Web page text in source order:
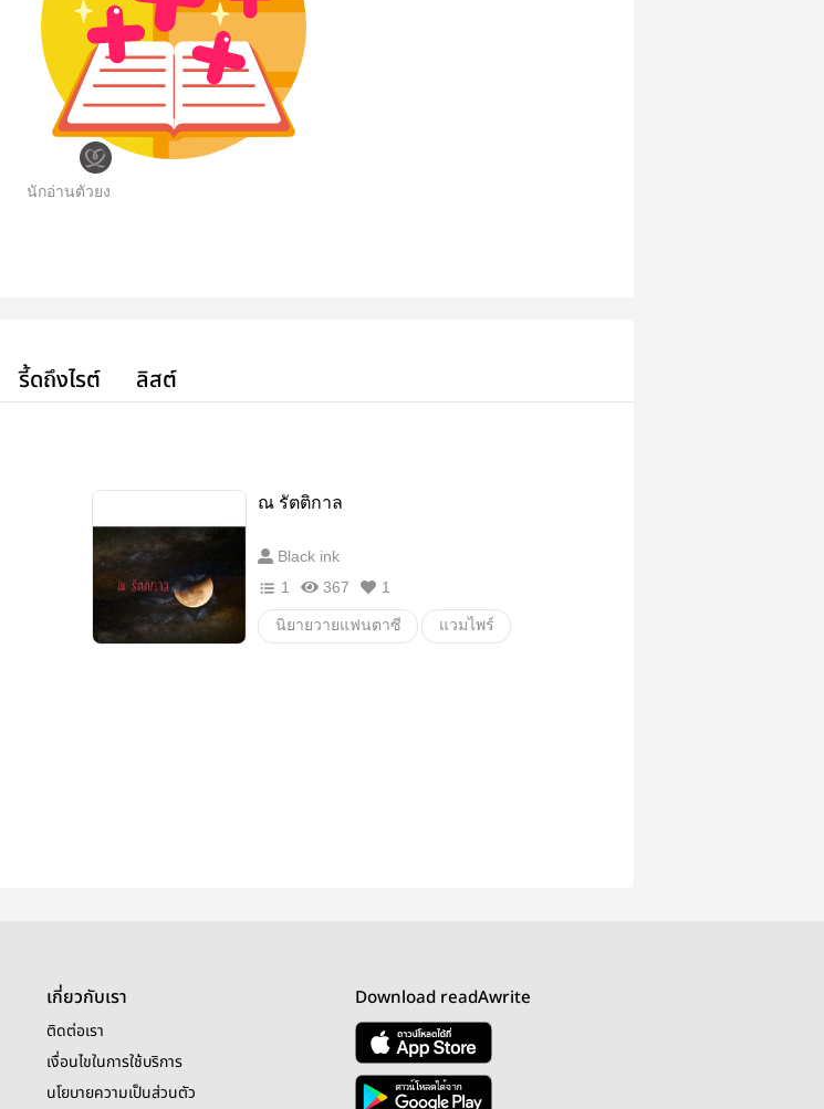
นักอ่านตัวยง
รี้ดถึงไรต์ ลิสต์
ณ รัตติกาล
Black ink
1
367 1
นิยายวายแฟนตาซี แวมไพร์
เกี่ยวกับเรา
ติดต่อเรา
เงื่อนไขในการใช้บริการ
นโยบายความเป็นส่วนตัว
Download readAwrite